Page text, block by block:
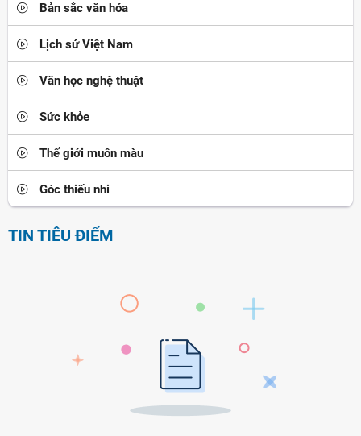
Bản sắc văn hóa
Lịch sử Việt Nam
Văn học nghệ thuật
Sức khỏe
Thế giới muôn màu
Góc thiếu nhi
TIN TIÊU ĐIỂM